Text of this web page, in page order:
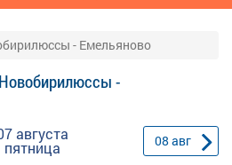
- Емельяново
-
августа
пятница 08 авг